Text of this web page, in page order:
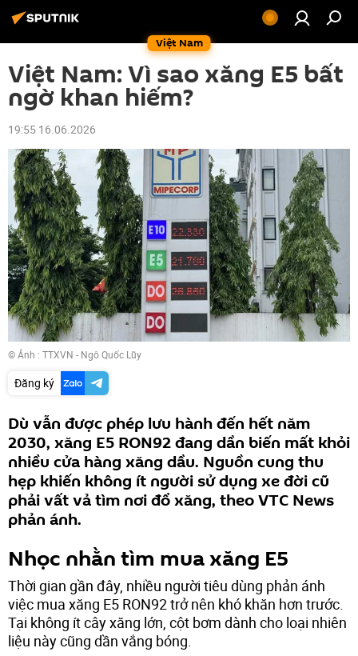
Việt Nam
Việt Nam: Vì sao xăng E5 bất
ngờ khan hiếm?
19:55 16.06.2026
© Ảnh : TTXVN - Ngô Quốc Lũy
Đăng ký
Dù vẫn được phép lưu hành đến hết năm
2030, xăng E5 RON92 đang dần biến mất khỏi
nhiều cửa hàng xăng dầu. Nguồn cung thu
hẹp khiến không ít người sử dụng xe đời cũ
phải vất vả tìm nơi đổ xăng, theo VTC News
phản ánh.
Nhọc nhằn tìm mua xăng E5
Thời gian gần đây, nhiều người tiêu dùng phản ánh
việc mua xăng E5 RON92 trở nên khó khăn hơn trước.
Tại không ít cây xăng lớn, cột bơm dành cho loại nhiên
liệu này cũng dần vắng bóng.